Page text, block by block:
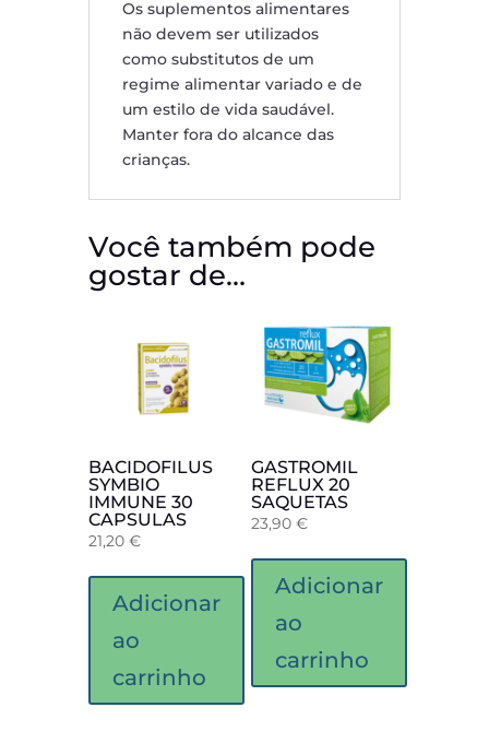
Os suplementos alimentares
não devem ser utilizados
como substitutos de um
regime alimentar variado e de
um estilo de vida saudável.
Manter fora do alcance das
crianças.
Você também pode
gostar de…
BACIDOFILUS
SYMBIO
IMMUNE 30
CAPSULAS
21,20 €
Adicionar
ao
carrinho
GASTROMIL
REFLUX 20
SAQUETAS
23,90 €
Adicionar
ao
carrinho